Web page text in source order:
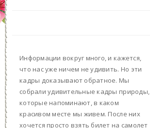
Информации вокруг много, и кажется,
что нас уже ничем не удивить. Но эти
кадры доказывают обратное. Мы
собрали удивительные кадры природы,
которые напоминают, в каком
красивом месте мы живем. После них
хочется просто взять билет на самолет